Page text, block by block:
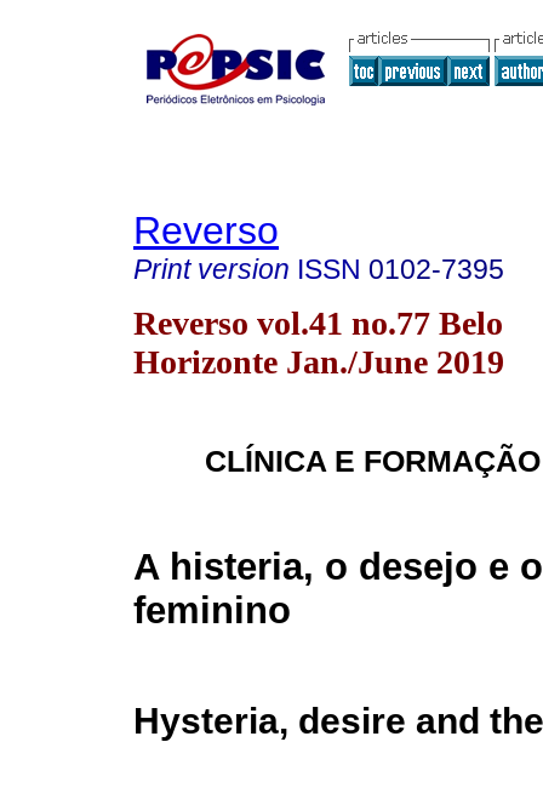
Reverso
Print version ISSN 0102-7395
Reverso vol.41 no.77 Belo
Horizonte Jan./June 2019
CLÍNICA E
A histeria, o desejo e
feminino
Hysteria, desire and